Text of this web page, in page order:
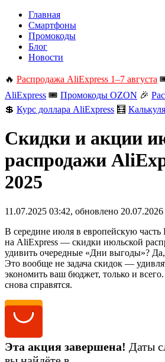
Главная
Смартфоны
Промокоды
Блог
Новости
🔥 Распродажа AliExpress 1–7 августа
AliExpress 🎟️ Промокоды OZON 🎉
💲 Курс доллара AliExpress 🧮
Скидки и акции
распродажи
2025
11.07.2025 03:42, обновлено
В середине июля в европейскую
на AliExpress — скидки июльской
удивить очередные «Дни выгоды»?
Это вообще не задача скидок —
экономить ваш бюджет, только и
снова справятся.
Эта акция завершена! Даты